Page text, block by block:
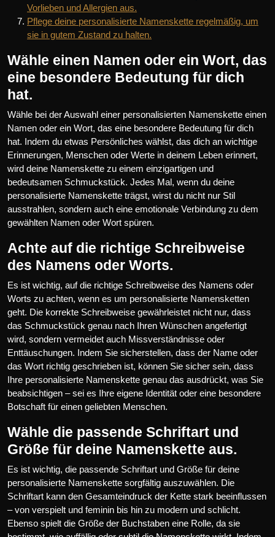
Vorlieben und Allergien aus.
Pflege deine personalisierte Namenskette regelmäßig, um
sie in gutem Zustand zu halten.
Wähle einen Namen oder ein Wort, das
eine besondere Bedeutung für dich
hat.
Wähle bei der Auswahl einer personalisierten Namenskette einen
Namen oder ein Wort, das eine besondere Bedeutung für dich
hat. Indem du etwas Persönliches wählst, das dich an wichtige
Erinnerungen, Menschen oder Werte in deinem Leben erinnert,
wird deine Namenskette zu einem einzigartigen und
bedeutsamen Schmuckstück. Jedes Mal, wenn du deine
personalisierte Namenskette trägst, wirst du nicht nur Stil
ausstrahlen, sondern auch eine emotionale Verbindung zu dem
gewählten Namen oder Wort spüren.
Achte auf die richtige Schreibweise
des Namens oder Worts.
Es ist wichtig, auf die richtige Schreibweise des Namens oder
Worts zu achten, wenn es um personalisierte Namensketten
geht. Die korrekte Schreibweise gewährleistet nicht nur, dass
das Schmuckstück genau nach Ihren Wünschen angefertigt
wird, sondern vermeidet auch Missverständnisse oder
Enttäuschungen. Indem Sie sicherstellen, dass der Name oder
das Wort richtig geschrieben ist, können Sie sicher sein, dass
Ihre personalisierte Namenskette genau das ausdrückt, was Sie
beabsichtigen – sei es Ihre eigene Identität oder eine besondere
Botschaft für einen geliebten Menschen.
Wähle die passende Schriftart und
Größe für deine Namenskette aus.
Es ist wichtig, die passende Schriftart und Größe für deine
personalisierte Namenskette sorgfältig auszuwählen. Die
Schriftart kann den Gesamteindruck der Kette stark beeinflussen
– von verspielt und feminin bis hin zu modern und schlicht.
Ebenso spielt die Größe der Buchstaben eine Rolle, da sie